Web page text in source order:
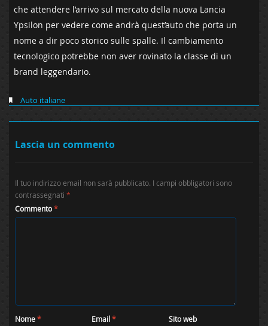
che attendere l’arrivo sul mercato della nuova Lancia
Ypsilon per vedere come andrà quest’auto che porta un
nome a dir poco storico sulle spalle. Il cambiamento
tecnologico potrebbe non aver rovinato la classe di un
brand leggendario.
Auto italiane
Lascia un commento
Il tuo indirizzo email non sarà pubblicato. I campi obbligatori sono
contrassegnati *
Commento*
Nome* Email* Sito web